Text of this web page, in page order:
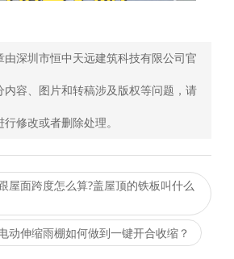
由深圳市恒中天远建筑科技有限公司官
内容、图片和转稿涉及版权等问题，请
修改或者删除处理。
屋面跨度怎么算?盖屋顶的铁板叫什么
动伸缩雨棚如何做到一键开合收缩？